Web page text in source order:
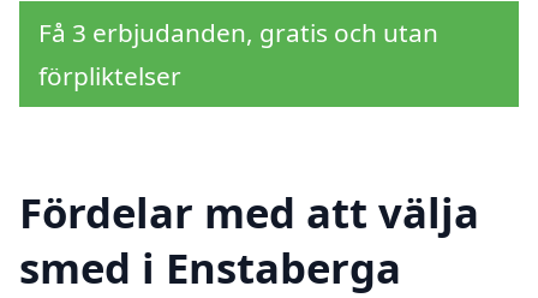
Få 3 erbjudanden, gratis och utan
förpliktelser
Fördelar med att välja
smed i Enstaberga